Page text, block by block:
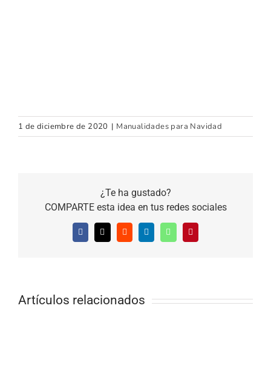
1 de diciembre de 2020 | Manualidades para Navidad
¿Te ha gustado?
COMPARTE esta idea en tus redes sociales
Facebook
X RedditLinkedInWhatsAppPinterest
Artículos relacionados